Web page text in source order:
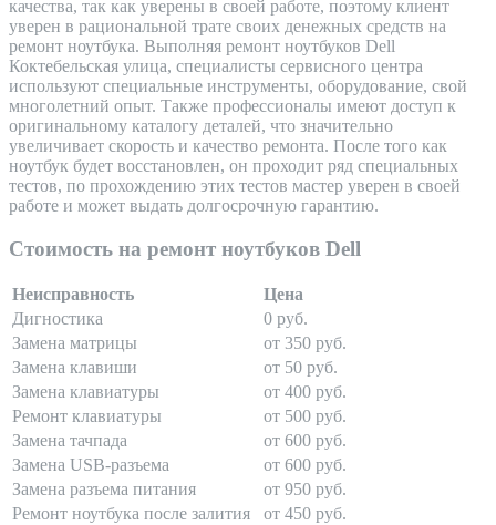
качества, так как уверены в своей работе, поэтому клиент
уверен в рациональной трате своих денежных средств на
ремонт ноутбука. Выполняя ремонт ноутбуков Dell
Коктебельская улица, специалисты сервисного центра
используют специальные инструменты, оборудование, свой
многолетний опыт. Также профессионалы имеют доступ к
оригинальному каталогу деталей, что значительно
увеличивает скорость и качество ремонта. После того как
ноутбук будет восстановлен, он проходит ряд специальных
тестов, по прохождению этих тестов мастер уверен в своей
работе и может выдать долгосрочную гарантию.
Стоимость на ремонт ноутбуков Dell
Неисправность
Цена
Дигностика
0 руб.
Замена матрицы
от 350 руб.
Замена клавиши
от 50 руб.
Замена клавиатуры
от 400 руб.
Ремонт клавиатуры
от 500 руб.
Замена тачпада
от 600 руб.
Замена USB-разъема
от 600 руб.
Замена разъема питания
от 950 руб.
Ремонт ноутбука после залития
от 450 руб.